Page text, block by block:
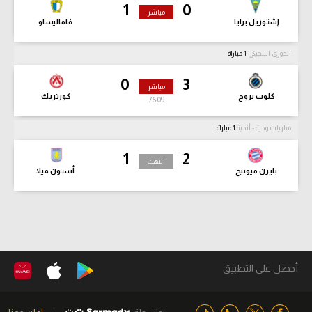
0
إشتوريل برايا
1
فاماليساو
مباشر
الدوري البلجيكي
3
كلوب بروج
0
كورتريك
مباشر
76:11
مباريات ودية - أندية
2
بايرن ميونيخ
1
أستون فيلا
انتهت
أحصل على التطبيق